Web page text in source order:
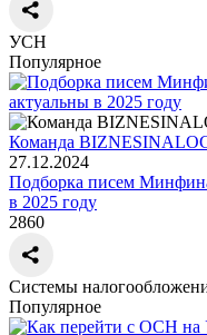
УСН
Популярное
Команда
27.12.2024
Подборка писем
в 2025 году
2860
Системы
Популярное